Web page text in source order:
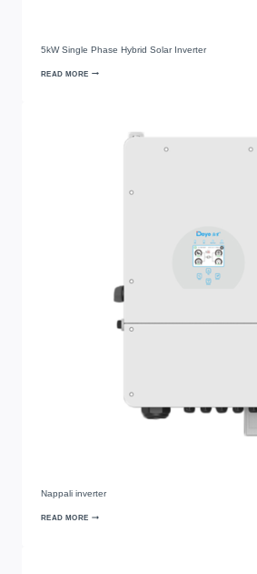
5kW Single Phase Hybrid Solar Inverter
READ MORE
Nappali inverter
READ MORE